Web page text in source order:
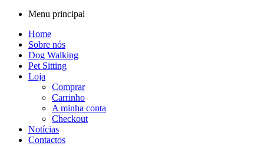
Menu principal
Home
Sobre nós
Dog Walking
Pet Sitting
Loja
Comprar
Carrinho
A minha conta
Checkout
Notícias
Contactos